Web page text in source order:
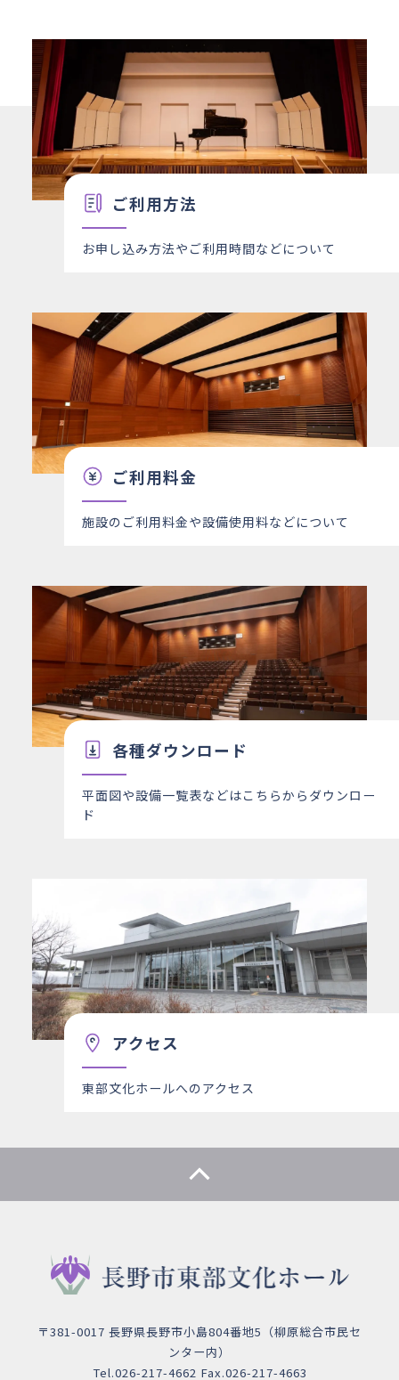
23
× × × ×
24
× ○ × × ×
25
月 ○ ○ ○ ○ ○ ○
26
火 × ○ × × ○ ○
27
水 ○ × ○ ○ ○ ○ ○
28
木 ○ ○ ○ ○ ○ ○ ○
29
○ × ○
○
○ ○ ○ ○ ○ ○
ご利用方法
お申し込み方法やご利用時間などについて
ご利用料金
施設のご利用料金や設備使用料などについて
各種ダウンロード
平面図や設備一覧表などはこちらからダウンロー
ド
アクセス
東部文化ホールへのアクセス
〒381-0017 長野県長野市小島804番地5（柳原総合市民セ
ンター内）
Tel.026-217-4662 Fax.026-217-4663